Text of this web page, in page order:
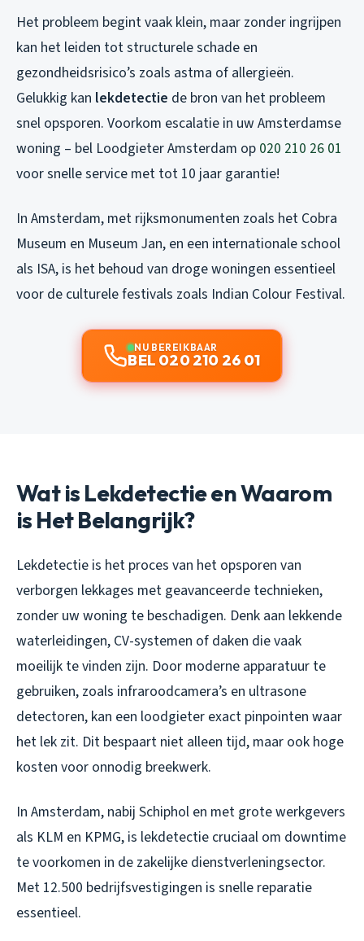
Het probleem begint vaak klein, maar zonder ingrijpen
kan het leiden tot structurele schade en
gezondheidsrisico’s zoals astma of allergieën.
Gelukkig kan lekdetectie de bron van het probleem
snel opsporen. Voorkom escalatie in uw Amsterdamse
woning – bel Loodgieter Amsterdam op 020 210 26 01
voor snelle service met tot 10 jaar garantie!
In Amsterdam, met rijksmonumenten zoals het Cobra
Museum en Museum Jan, en een internationale school
als ISA, is het behoud van droge woningen essentieel
voor de culturele festivals zoals Indian Colour Festival.
NU BEREIKBAAR
BEL 020 210 26 01
Wat is Lekdetectie en Waarom
is Het Belangrijk?
Lekdetectie is het proces van het opsporen van
verborgen lekkages met geavanceerde technieken,
zonder uw woning te beschadigen. Denk aan lekkende
waterleidingen, CV-systemen of daken die vaak
moeilijk te vinden zijn. Door moderne apparatuur te
gebruiken, zoals infraroodcamera’s en ultrasone
detectoren, kan een loodgieter exact pinpointen waar
het lek zit. Dit bespaart niet alleen tijd, maar ook hoge
kosten voor onnodig breekwerk.
In Amsterdam, nabij Schiphol en met grote werkgevers
als KLM en KPMG, is lekdetectie cruciaal om downtime
te voorkomen in de zakelijke dienstverleningsector.
Met 12.500 bedrijfsvestigingen is snelle reparatie
essentieel.